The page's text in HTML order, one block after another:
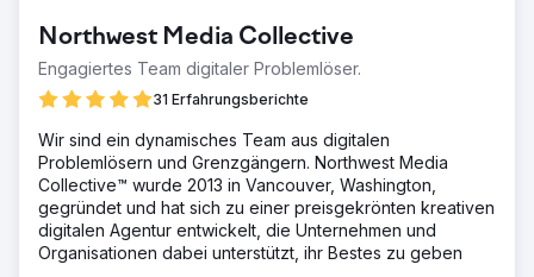
Northwest Media Collective
Engagiertes Team digitaler Problemlöser.
31 Erfahrungsberichte
Wir sind ein dynamisches Team aus digitalen
Problemlösern und Grenzgängern. Northwest Media
Collective™ wurde 2013 in Vancouver, Washington,
gegründet und hat sich zu einer preisgekrönten kreativen
digitalen Agentur entwickelt, die Unternehmen und
Organisationen dabei unterstützt, ihr Bestes zu geben